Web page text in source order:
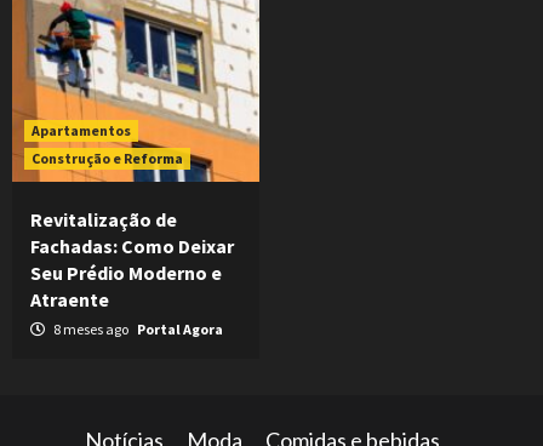
Apartamentos
Construção e Reforma
Revitalização de
Fachadas: Como Deixar
Seu Prédio Moderno e
Atraente
8 meses ago Portal Agora
Notícias Moda Comidas e bebidas